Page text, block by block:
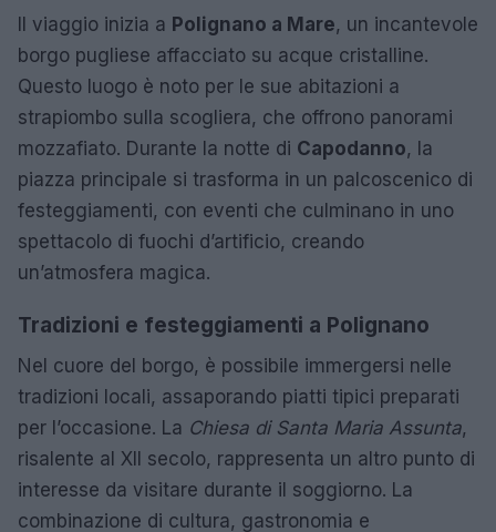
Il viaggio inizia a Polignano a Mare, un incantevole
borgo pugliese affacciato su acque cristalline.
Questo luogo è noto per le sue abitazioni a
strapiombo sulla scogliera, che offrono panorami
mozzafiato. Durante la notte di Capodanno, la
piazza principale si trasforma in un palcoscenico di
festeggiamenti, con eventi che culminano in uno
spettacolo di fuochi d’artificio, creando
un’atmosfera magica.
Tradizioni e festeggiamenti a Polignano
Nel cuore del borgo, è possibile immergersi nelle
tradizioni locali, assaporando piatti tipici preparati
per l’occasione. La Chiesa di Santa Maria Assunta,
risalente al XII secolo, rappresenta un altro punto di
interesse da visitare durante il soggiorno. La
combinazione di cultura, gastronomia e